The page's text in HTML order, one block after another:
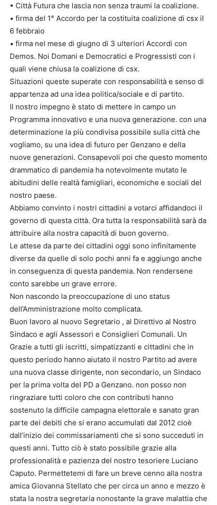
• Città Futura che lascia non senza traumi la coalizione.
• firma del 1° Accordo per la costituita coalizione di csx il
6 febbraio
• firma nel mese di giugno di 3 ulteriori Accordi con
Demos. Noi Domani e Democratici e Progressisti con i
quali viene chiusa la coalizione di csx.
Situazioni queste superate con responsabilità e senso di
appartenza ad una idea politica/sociale e di partito.
Il nostro impegno è stato di mettere in campo un
Programma innovativo e una nuova generazione. con una
determinazione la più condivisa possibile sulla città che
vogliamo, su una idea di futuro per Genzano e della
nuove generazioni. Consapevoli poi che questo momento
drammatico di pandemia ha notevolmente mutato le
abitudini delle realtà famigliari, economiche e sociali del
nostro paese.
Abbiamo convinto i nostri cittadini a votarci affidandoci il
governo di questa città. Ora tutta la responsabilità sarà da
attribuire alla nostra capacità di buon governo.
Le attese da parte dei cittadini oggi sono infinitamente
diverse da quelle di solo pochi anni fa e aggiungo anche
in conseguenza di questa pandemia. Non rendersene
conto sarebbe un grave errore.
Non nascondo la preoccupazione di uno status
dell’Amministrazione molto complicata.
Buon lavoro al nuovo Segretario , al Direttivo al Nostro
Sindaco e agli Assessori e Consiglieri Comunali. Un
Grazie a tutti gli iscritti, simpatizzanti e cittadini che in
questo periodo hanno aiutato il nostro Partito ad avere
una nuova classe dirigente, non secondario, un Sindaco
per la prima volta del PD a Genzano. non posso non
ringraziare tutti coloro che con contributi hanno
sostenuto la difficile campagna elettorale e sanato gran
parte dei debiti che si erano accumulati dal 2012 cioè
dall’inizio dei commissariamenti che si sono succeduti in
questi anni. Tutto ciò è stato possibile grazie alla
professionalità e pazienza del nostro tesoriere Luciano
Caputo. Permettetemi di fare un breve cenno alla nostra
amica Giovanna Stellato che per circa un anno e mezzo è
stata la nostra segretaria nonostante la grave malattia che